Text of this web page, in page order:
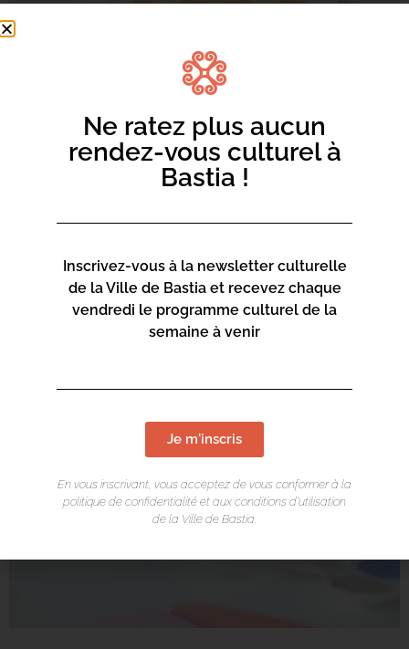
Ne ratez plus aucun
rendez-vous culturel à
Bastia !
Inscrivez-vous à la newsletter culturelle
de la Ville de Bastia et recevez chaque
vendredi le programme culturel de la
semaine à venir
Je m'inscris
En vous inscrivant, vous acceptez de vous conformer à la
politique de confidentialité et aux conditions d’utilisation
de la Ville de Bastia.